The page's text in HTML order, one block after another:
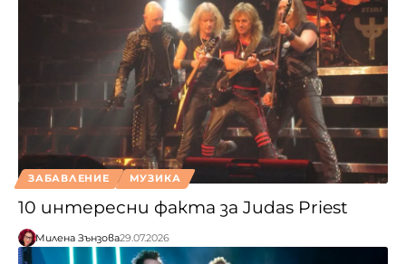
ЗАБАВЛЕНИЕ МУЗИКА
10 интересни факта за Judas Priest
Милена Зънзова29.07.2026